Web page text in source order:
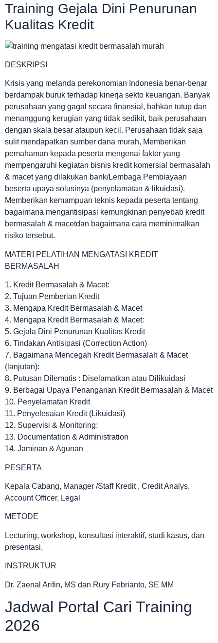
Training Gejala Dini Penurunan
Kualitas Kredit
DESKRIPSI
Krisis yang melanda perekonomian Indonesia benar-benar
berdampak buruk terhadap kinerja sekto keuangan. Banyak
perusahaan yang gagal secara finansial, bahkan tutup dan
menanggung kerugian yang tidak sedikit, baik perusahaan
dengan skala besar ataupun kecil. Perusahaan tidak saja
sulit mendapatkan sumber dana murah, Memberikan
pemahaman kepada peserta mengenai faktor yang
mempengaruhi kegiatan bisnis kredit komersial bermasalah
& macet yang dilakukan bank/Lembaga Pembiayaan
beserta upaya solusinya (penyelamatan & likuidasi).
Memberikan kemampuan teknis kepada peserta tentang
bagaimana mengantisipasi kemungkinan penyebab kredit
bermasalah & macetdan bagaimana cara meminimalkan
risiko tersebut.
MATERI PELATIHAN MENGATASI KREDIT
BERMASALAH
1. Kredit Bermasalah & Macet:
2. Tujuan Pemberian Kredit
3. Mengapa Kredit Bermasalah & Macet
4. Mengapa Kredit Bermasalah & Macet:
5. Gejala Dini Penurunan Kualitas Kredit
6. Tindakan Antisipasi (Correction Action)
7. Bagaimana Mencegah Kredit Bermasalah & Macet
(lanjutan):
8. Putusan Dilematis : Diselamatkan atau Dilikuidasi
9. Berbagai Upaya Penanganan Kredit Bermasalah & Macet
10. Penyelamatan Kredit
11. Penyelesaian Kredit (Likuidasi)
12. Supervisi & Monitoring:
13. Documentation & Administration
14. Jaminan & Agunan
PESERTA
Kepala Cabang, Manager /Staff Kredit , Credit Analys,
Account Officer, Legal
METODE
Lecturing, workshop, konsultasi interaktif, studi kasus, dan
presentasi.
INSTRUKTUR
Dr. Zaenal Arifin, MS dan Rury Febrianto, SE MM
Jadwal Portal Cari Training
2026